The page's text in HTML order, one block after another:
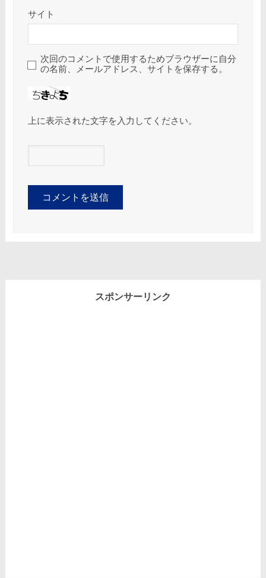
サイト
次回のコメントで使用するためブラウザーに自分
の名前、メールアドレス、サイトを保存する。
上に表示された文字を入力してください。
スポンサーリンク